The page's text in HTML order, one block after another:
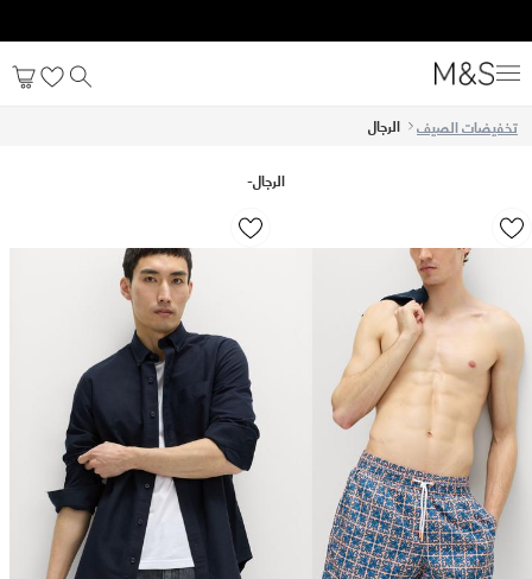
تخفيضات الصيف
الرجال
الرجال-